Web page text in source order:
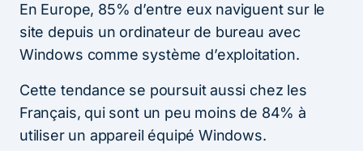
En Europe, 85% d’entre eux naviguent sur le
site depuis un ordinateur de bureau avec
Windows comme système d’exploitation.
Cette tendance se poursuit aussi chez les
Français, qui sont un peu moins de 84% à
utiliser un appareil équipé Windows.